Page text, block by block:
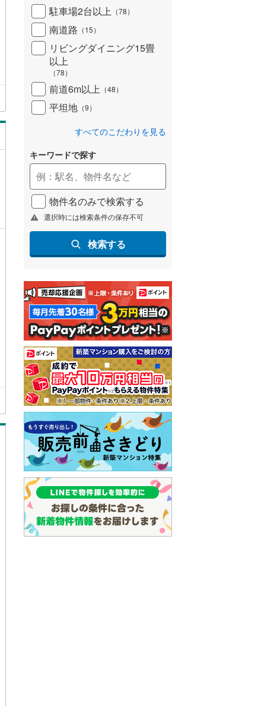
駐車場2台以上 （78）
南道路 （15）
リビングダイニング15畳
以上
（78）
前道6m以上 （48）
平坦地 （9）
すべてのこだわりを見る
キーワードで探す
物件名のみで検索する
選択時には検索条件の保存不可
検索する
札幌市営地下鉄東豊線
東京メトロ銀座線
東京メトロ日比谷線
東京メトロ有楽町線
東京メトロ副都心線( 54 )
都営新宿線( 170 )
横浜市営地下鉄グリーンライン
209)
名古屋市営地下鉄鶴舞線(247)
OsakaMetro長堀鶴見緑地線
OsakaMetro千日前線(14)
神戸市営地下鉄海岸線(25)
福岡市地下鉄七隈線(368)
函館市電宝来・谷地頭線(0)
真岡鐵道(15)
山形鉄道フラワー長井線(0)
えちごトキめき鉄道妙高はねうまラ
イン(3)
しなの鉄道(20)
津軽鉄道(0)
三陸鉄道リアス線(9)
仙台空港アクセス線(84)